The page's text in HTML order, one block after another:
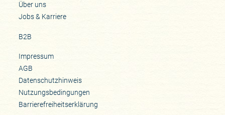
Über uns
Jobs & Karriere
B2B
Impressum
AGB
Datenschutzhinweis
Nutzungsbedingungen
Barrierefreiheitserklärung